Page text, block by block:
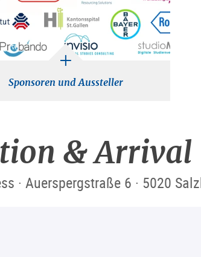
Sponsoren und Aussteller
& Arrival
· Auerspergstraße 6 · 5020